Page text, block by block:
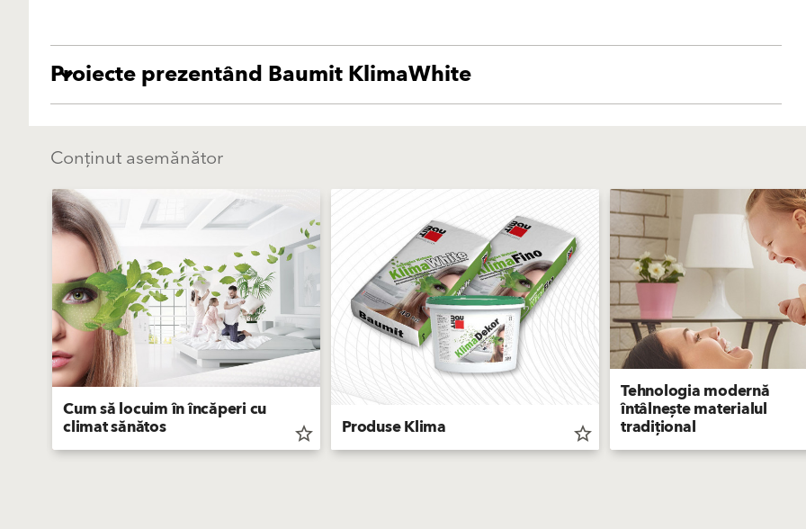
Proiecte prezentând Baumit KlimaWhite
Conținut asemănător
Cum să locuim în încăperi cu
climat sănătos star_border Produse Klima star_border
Tehnologia modernă
întâlnește materialul
tradițional